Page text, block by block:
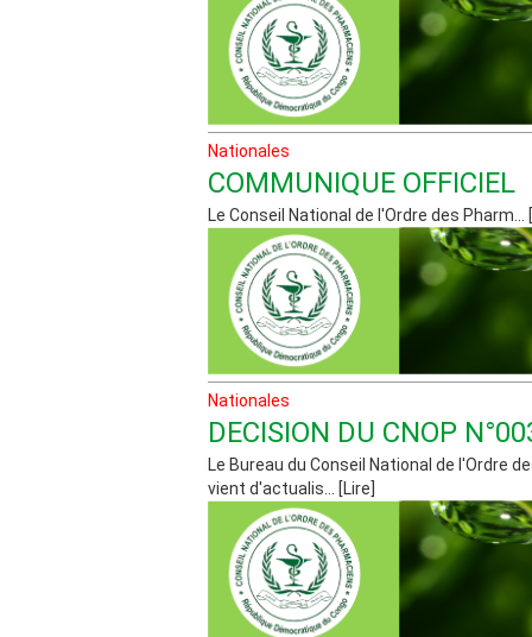
Nationales
COMMUNIQUE OFFICIEL
Le Conseil National de l'Ordre des Pharm...
Nationales
DECISION DU CNOP
Le Bureau du Conseil National de l'Ordre
vient d'actualis... [Lire]